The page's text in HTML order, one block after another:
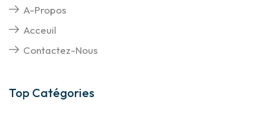
A-Propos
Acceuil
Contactez-Nous
Top Catégories